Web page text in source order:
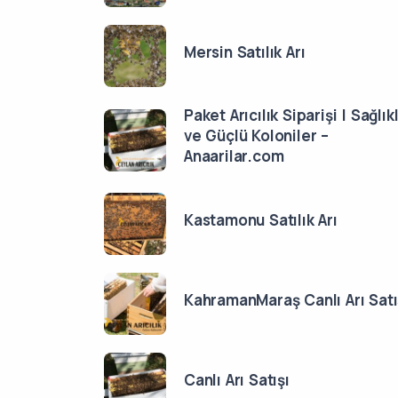
Mersin Satılık Arı
Paket Arıcılık Siparişi |
ve Güçlü Koloniler –
Anaarilar.com
Kastamonu Satılık Arı
KahramanMaraş Canlı Arı
Canlı Arı Satışı